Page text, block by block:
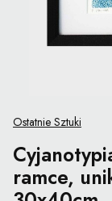
Ostatnie Sztuki
ramce,